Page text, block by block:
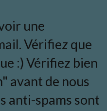
une
Vérifiez que
:) Vérifiez bien
avant de nous
anti-spams sont